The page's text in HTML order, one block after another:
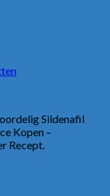
Sildenafil
Kopen –
Recept.